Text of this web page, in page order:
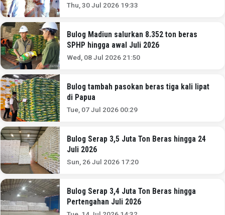
Thu, 30 Jul 2026 19:33
Bulog Madiun salurkan 8.352 ton beras
SPHP hingga awal Juli 2026
Wed, 08 Jul 2026 21:50
Bulog tambah pasokan beras tiga kali lipat
di Papua
Tue, 07 Jul 2026 00:29
Bulog Serap 3,5 Juta Ton Beras hingga 24
Juli 2026
Sun, 26 Jul 2026 17:20
Bulog Serap 3,4 Juta Ton Beras hingga
Pertengahan Juli 2026